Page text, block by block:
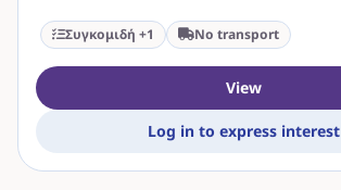
Συγκομιδή +1 No transport
View
Log in to express interest